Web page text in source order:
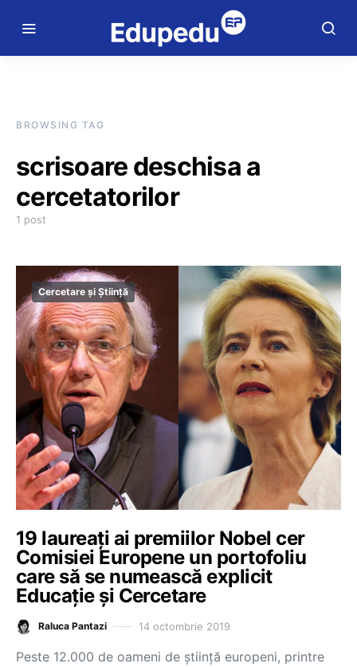
BROWSING TAG
scrisoare deschisa a
cercetatorilor
1 post
Cercetare și Știință
19 laureați ai premiilor Nobel cer
Comisiei Europene un portofoliu
care să se numească explicit
Educație și Cercetare
Raluca Pantazi 14 octombrie 2019
Peste 12.000 de oameni de știință europeni, printre